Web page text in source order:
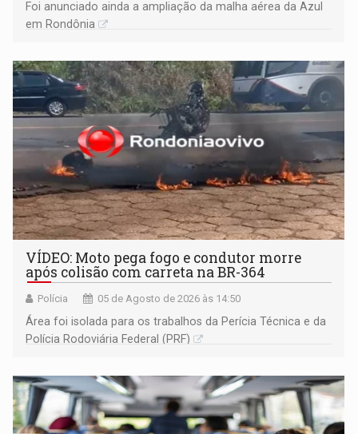
Foi anunciado ainda a ampliação da malha aérea da Azul
em Rondônia
VÍDEO: Moto pega fogo e condutor morre
após colisão com carreta na BR-364
Polícia 05 de Agosto de 2026 às 14:50
Área foi isolada para os trabalhos da Perícia Técnica e da
Polícia Rodoviária Federal (PRF)